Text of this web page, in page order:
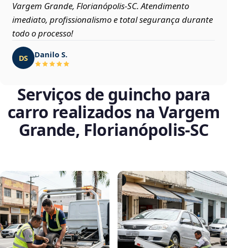
Vargem Grande, Florianópolis‑SC. Atendimento
imediato, profissionalismo e total segurança durante
todo o processo!
DS Danilo S.
Serviços de guincho para
carro realizados na Vargem
Grande, Florianópolis‑SC